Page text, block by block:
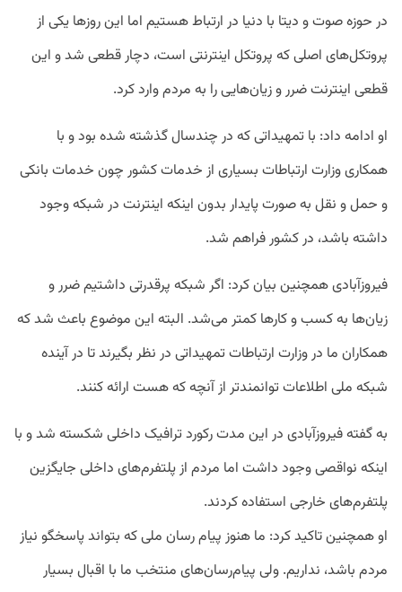
در حوزه صوت و دیتا با دنیا در ارتباط هستیم اما این روزها یکی از
پروتکل‌های اصلی که پروتکل اینترنتی است، دچار قطعی شد و این
قطعی اینترنت ضرر و زیان‌هایی را به مردم وارد کرد.
او ادامه داد: با تمهیداتی که در چندسال گذشته شده بود و با
همکاری وزارت ارتباطات بسیاری از خدمات کشور چون خدمات بانکی
و حمل و نقل به صورت پایدار بدون اینکه اینترنت در شبکه وجود
داشته باشد، در کشور فراهم شد.
فیروزآبادی همچنین بیان کرد: اگر شبکه پرقدرتی داشتیم ضرر و
زیان‌ها به کسب و کارها کمتر می‌شد. البته این موضوع باعث شد که
همکاران ما در وزارت ارتباطات تمهیداتی در نظر بگیرند تا در آینده
شبکه ملی اطلاعات توانمندتر از آنچه که هست ارائه کنند.
به گفته فیروزآبادی در این مدت رکورد ترافیک داخلی شکسته شد و با
اینکه نواقصی وجود داشت اما مردم از پلتفرم‌های داخلی جایگزین
پلتفرم‌های خارجی استفاده کردند.
او همچنین تاکید کرد: ما هنوز پیام رسان ملی که بتواند پاسخگو نیاز
مردم باشد، نداریم. ولی پیام‌رسان‌های منتخب ما با اقبال بسیار